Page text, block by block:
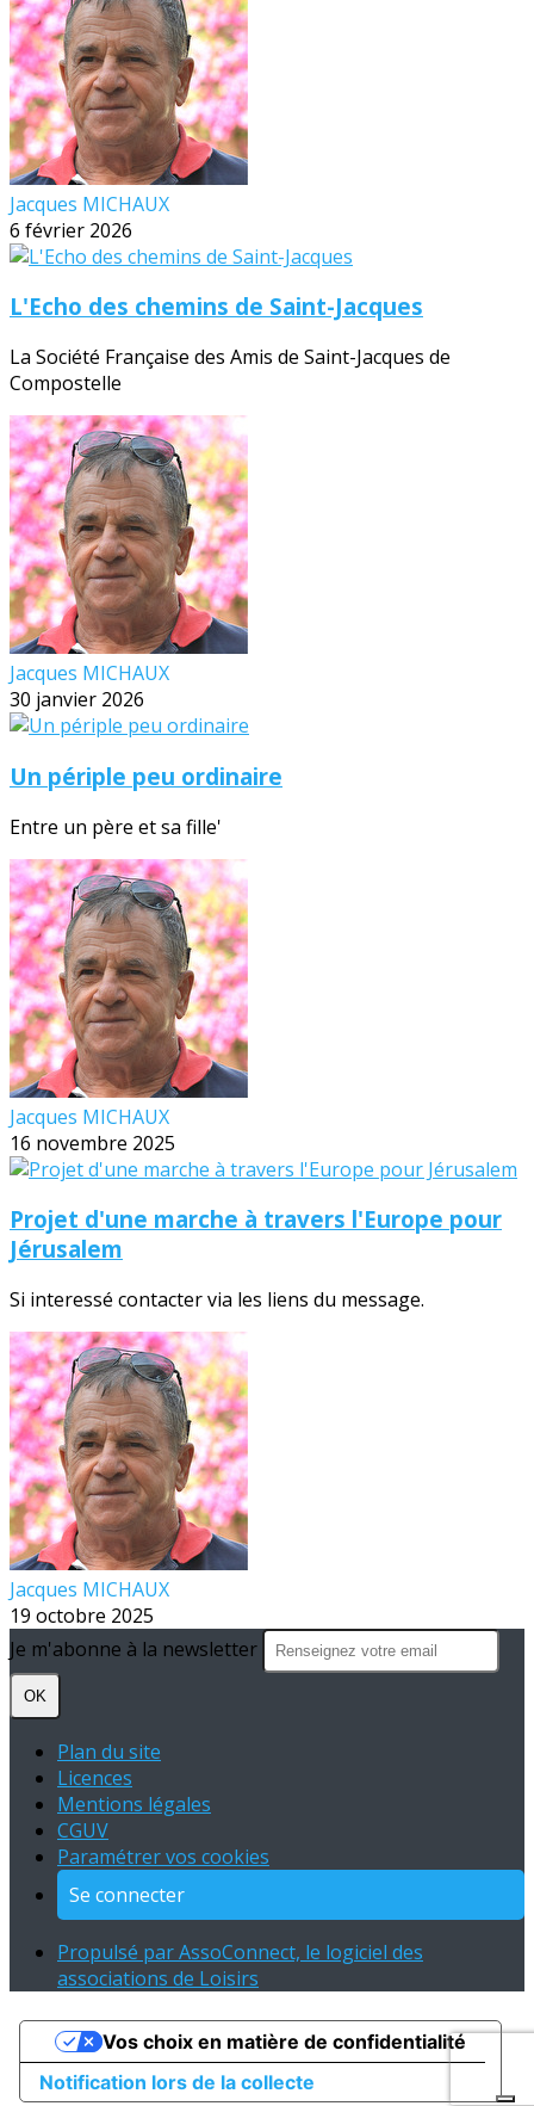
Jacques MICHAUX
6 février 2026
L'Echo des chemins de Saint-Jacques
La Société Française des Amis de Saint-Jacques de
Compostelle
Jacques MICHAUX
30 janvier 2026
Un périple peu ordinaire
Entre un père et sa fille'
Jacques MICHAUX
16 novembre 2025
Projet d'une marche à travers l'Europe pour
Jérusalem
Si interessé contacter via les liens du message.
Jacques MICHAUX
19 octobre 2025
Je m'abonne à la newsletter
OK
Plan du site
Licences
Mentions légales
CGUV
Paramétrer vos cookies
Se connecter
Propulsé par AssoConnect, le logiciel des
associations de Loisirs
Notification lors de la collecte
Vos choix en matière de confidentialité